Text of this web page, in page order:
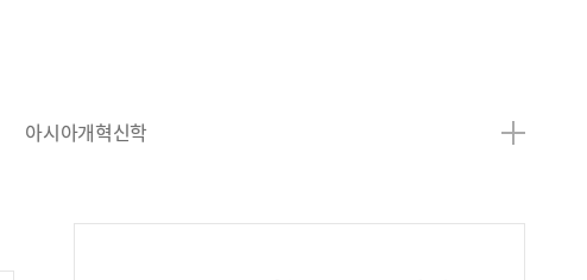
아시아개혁신학